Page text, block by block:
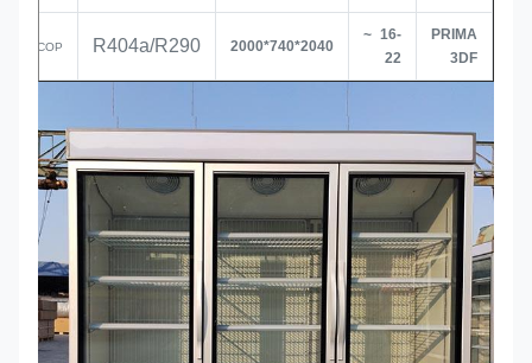
PRIMA
3DF
-16 ~
22
2040*740*2000
R404a/R290
SECOP